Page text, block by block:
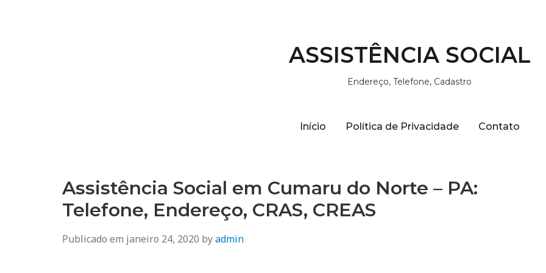
ASSISTÊNCIA SOCIAL
Endereço, Telefone, Cadastro
Início Política de Privacidade Contato
Assistência Social em Cumaru do Norte – PA:
Telefone, Endereço, CRAS, CREAS
Publicado em janeiro 24, 2020 byadmin